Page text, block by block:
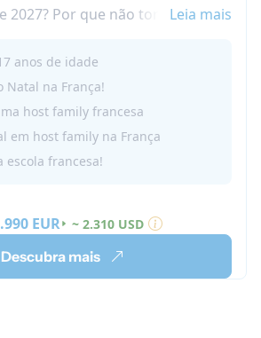
2027? Por que não tornar esta
em uma imersão em uma família
Passe o seu Natal de 2026 no
uma escola francesa, vivendo
francês ao lado de
anos, temos recebido
durante o inverno
na França para
em 2026!
Leia mais
anos de idade
Natal na França!
host family francesa
em host family na França
escola francesa!
EUR ~ 2.310 USD
Descubra mais